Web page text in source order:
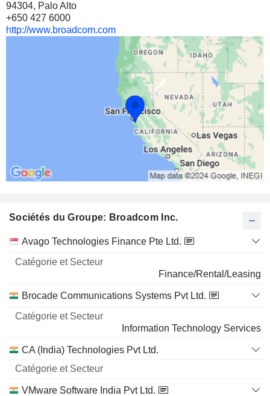
94304, Palo Alto
+650 427 6000
http://www.broadcom.com
Sociétés du Groupe: Broadcom Inc.
Nom
Catégorie
Secteur
Avago Technologies Finance Pte Ltd.
Finance/Rental/Leasing
Brocade Communications Systems Pvt Ltd.
Information Technology Services
CA (India) Technologies Pvt Ltd.
VMware Software India Pvt Ltd.